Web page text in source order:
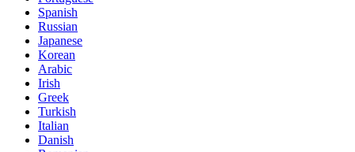
Spanish
Russian
Japanese
Korean
Arabic
Irish
Greek
Turkish
Italian
Danish